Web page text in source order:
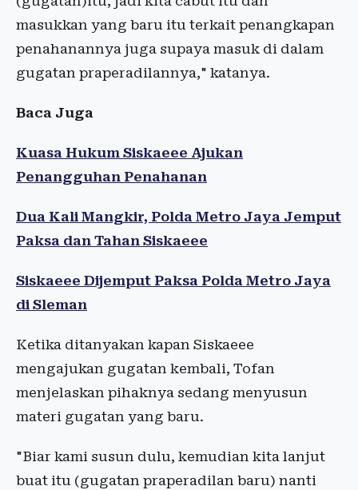
masukkan yang baru itu terkait penangkapan
penahanannya juga supaya masuk di dalam
gugatan praperadilannya," katanya.
Baca Juga
Kuasa Hukum Siskaeee Ajukan
Penangguhan Penahanan
Dua Kali Mangkir, Polda Metro Jaya Jemput
Paksa dan Tahan Siskaeee
Siskaeee Dijemput Paksa Polda Metro Jaya
di Sleman
Ketika ditanyakan kapan Siskaeee
mengajukan gugatan kembali, Tofan
menjelaskan pihaknya sedang menyusun
materi gugatan yang baru.
"Biar kami susun dulu, kemudian kita lanjut
buat itu (gugatan praperadilan baru) nanti